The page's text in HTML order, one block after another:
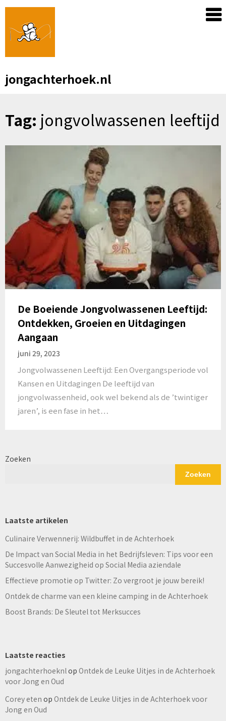
Skip
content
jongachterhoek.nl
Tag: jongvolwassenen leeftijd
De Boeiende Jongvolwassenen Leeftijd:
Ontdekken, Groeien en Uitdagingen
Aangaan
juni 29, 2023
Jongvolwassenen Leeftijd: Een Overgangsperiode vol
Kansen en Uitdagingen De leeftijd van
jongvolwassenheid, ook wel bekend als de ’twintiger
jaren’, is een fase in het…
Zoeken
Zoeken
Laatste artikelen
Culinaire Verwennerij: Wildbuffet in de Achterhoek
De Impact van Social Media in het Bedrijfsleven: Tips voor een
Succesvolle Aanwezigheid op Social Media aziendale
Effectieve promotie op Twitter: Zo vergroot je jouw bereik!
Ontdek de charme van een kleine camping in de Achterhoek
Boost Brands: De Sleutel tot Merksucces
Laatste reacties
jongachterhoeknl op Ontdek de Leuke Uitjes in de Achterhoek
voor Jong en Oud
Corey eten op Ontdek de Leuke Uitjes in de Achterhoek voor
Jong en Oud